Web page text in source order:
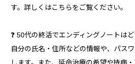
す。詳しくはこちらをご覧ください。
❓ 50代の終活でエンディングノートは
自分の氏名・住所などの情報や、パス